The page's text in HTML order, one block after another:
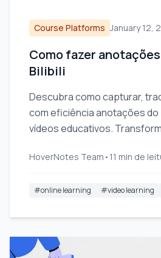
Course Platforms January 12,
Como fazer
Bilibili
Descubra como capturar,
com eficiência anotações do
vídeos educativos.
HoverNotes Team • 11 min de
#online learning #video learning